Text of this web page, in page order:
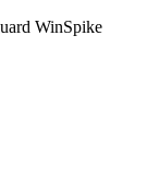
WinSpike